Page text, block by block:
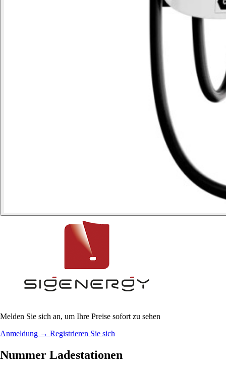
Melden Sie sich an, um Ihre Preise sofort zu sehen
Anmeldung → Registrieren Sie sich
Nummer Ladestationen